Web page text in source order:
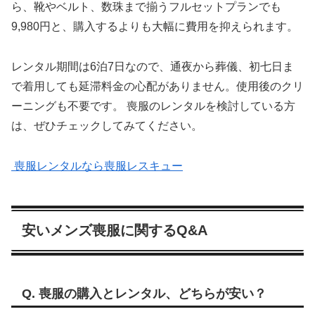
ら、靴やベルト、数珠まで揃うフルセットプランでも
9,980円と、購入するよりも大幅に費用を抑えられます。
レンタル期間は6泊7日なので、通夜から葬儀、初七日ま
で着用しても延滞料金の心配がありません。使用後のクリ
ーニングも不要です。 喪服のレンタルを検討している方
は、ぜひチェックしてみてください。
喪服レンタルなら喪服レスキュー
安いメンズ喪服に関するQ&A
Q. 喪服の購入とレンタル、どちらが安い？